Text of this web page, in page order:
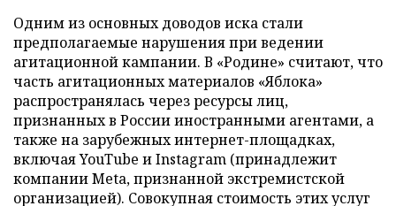
Одним из основных доводов иска стали
предполагаемые нарушения при ведении
агитационной кампании. В «Родине» считают, что
часть агитационных материалов «Яблока»
распространялась через ресурсы лиц,
признанных в России иностранными агентами, а
также на зарубежных интернет-площадках,
включая YouTube и Instagram (принадлежит
компании Meta, признанной экстремистской
организацией). Совокупная стоимость этих услуг